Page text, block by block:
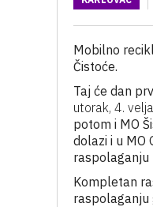
Mobilno
Čistoće.
Taj će dan
utorak, 4.
potom i MO
dolazi i u MO
raspolaganju
Kompletan
raspolaganju